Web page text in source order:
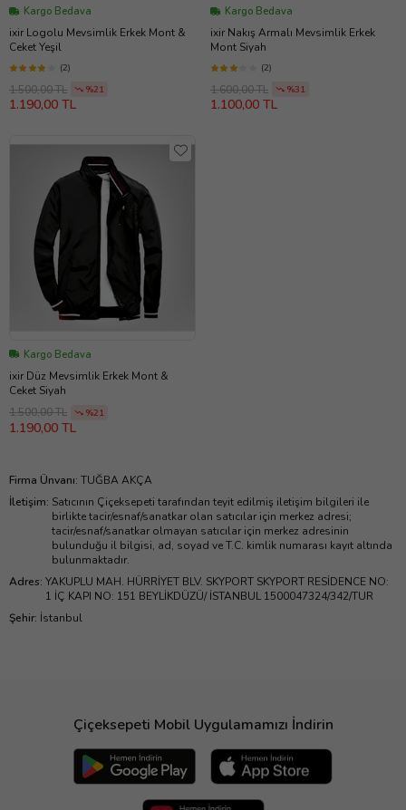
Kargo Bedava
ixir Logolu Mevsimlik Erkek Mont &
Ceket Yeşil
(2)
1.500,00 TL %21
1.190,00 TL
Kargo Bedava
ixir Nakış Armalı Mevsimlik Erkek
Mont Siyah
(2)
1.600,00 TL %31
1.100,00 TL
Kargo Bedava
ixir Düz Mevsimlik Erkek Mont &
Ceket Siyah
1.500,00 TL
%21
1.190,00 TL
Firma Ünvanı: TUĞBA AKÇA
İletişim: Satıcının Çiçeksepeti tarafından teyit edilmiş iletişim bilgileri ile
birlikte tacir/esnaf/sanatkar olan satıcılar için merkez adresi;
tacir/esnaf/sanatkar olmayan satıcılar için merkez adresinin
bulunduğu il bilgisi, ad, soyad ve T.C. kimlik numarası kayıt altında
bulunmaktadır.
Adres: YAKUPLU MAH. HÜRRİYET BLV. SKYPORT SKYPORT RESİDENCE NO:
1 İÇ KAPI NO: 151 BEYLİKDÜZÜ/ İSTANBUL 1500047324/342/TUR
Şehir: İstanbul
Çiçeksepeti Mobil Uygulamamızı İndirin